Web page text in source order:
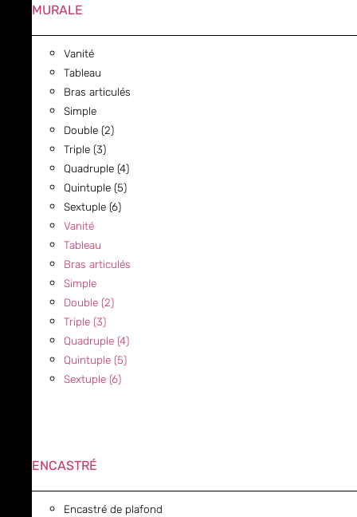
MURALE
Vanité
Tableau
Bras articulés
Simple
Double (2)
Triple (3)
Quadruple (4)
Quintuple (5)
Sextuple (6)
Vanité
Tableau
Bras articulés
Simple
Double (2)
Triple (3)
Quadruple (4)
Quintuple (5)
Sextuple (6)
ENCASTRÉ
Encastré de plafond